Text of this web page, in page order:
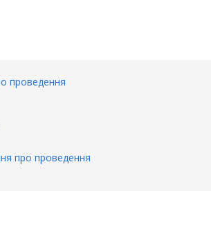
проведення
про проведення